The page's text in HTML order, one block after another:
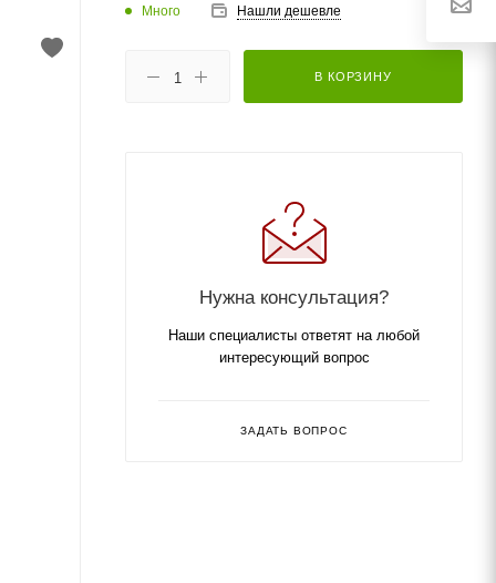
Много Нашли дешевле
В КОРЗИНУ
Нужна консультация?
Наши специалисты ответят на любой
интересующий вопрос
ЗАДАТЬ ВОПРОС